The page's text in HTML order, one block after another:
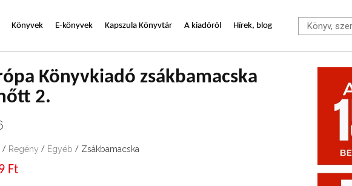
Könyvek E-könyvek Kapszula Könyvtár A kiadóról Hírek, blog
Könyvkiadó zsákbamacska
2.
/ Regény / Egyéb / Zsákbamacska
Ft